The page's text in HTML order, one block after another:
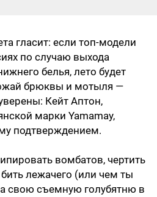
гласит: если топ-модели
по случаю выхода
белья, лето будет
брюквы и мотыля —
Кейт Аптон,
марки Yamamay,
подтверждением.
вомбатов, чертить
лежачего (или чем ты
свою съемную голубятню в